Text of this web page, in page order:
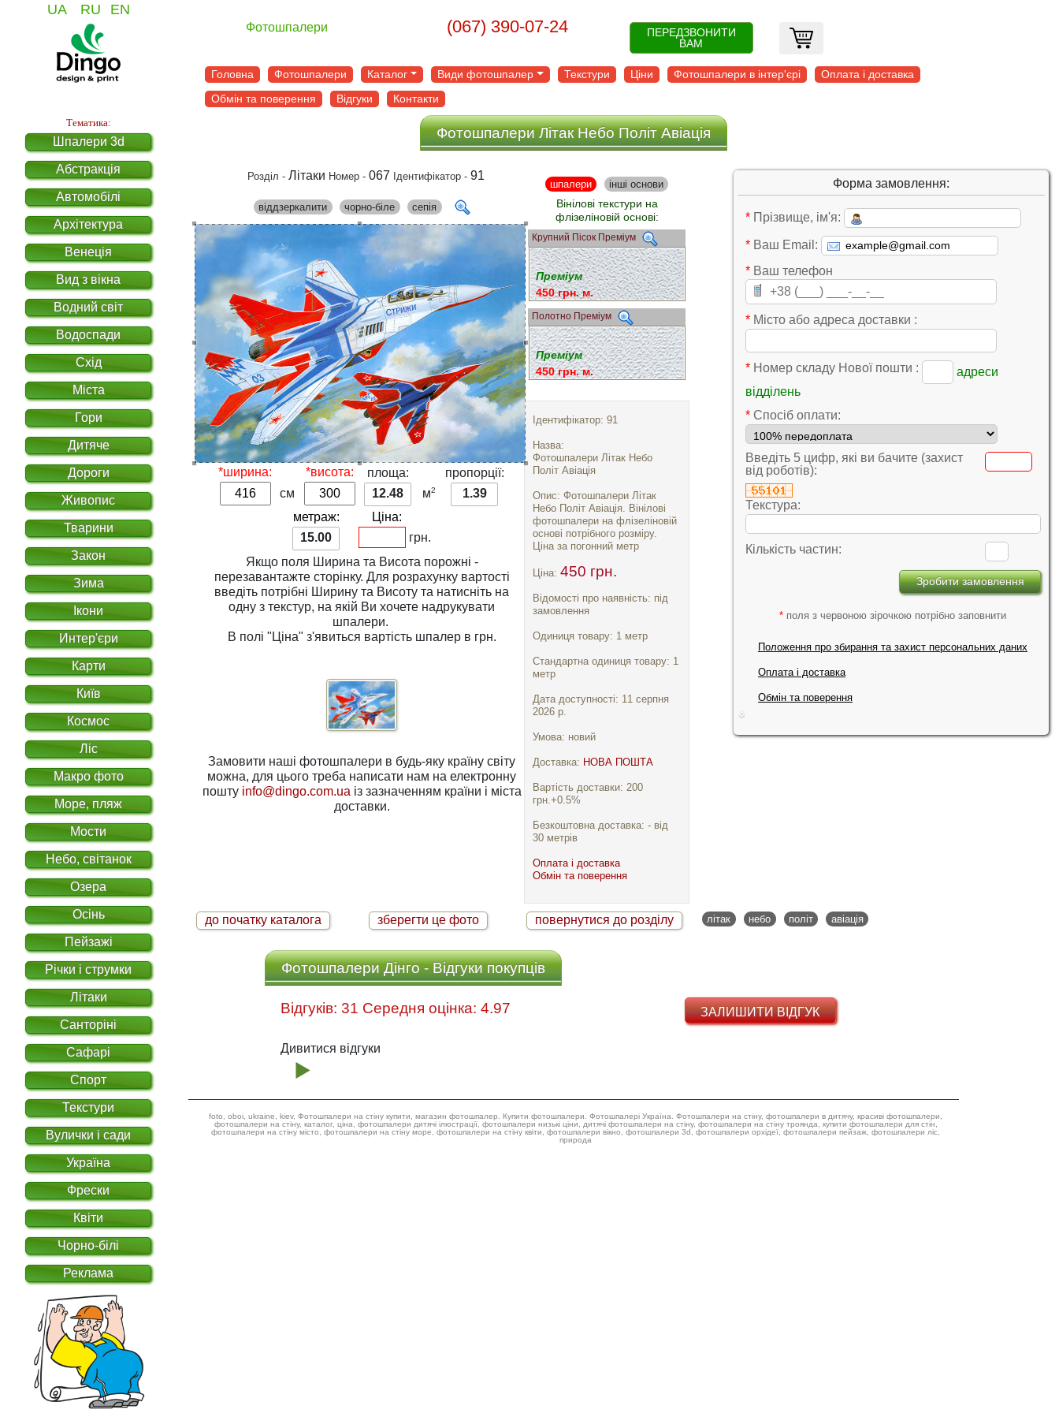
UA RU EN
Фотошпалери (067) 390-07-24
ПЕРЕДЗВОНИТИ
ВАМ
Головна Фотошпалери Каталог Види фотошпалер Текстури Ціни Фотошпалери в інтер'єрі
Оплата і доставка
Обмін та поверення
Відгуки Контакти
Тематика:
Шпалери 3d
Абстракція
Автомобілі
Архітектура
Венеція
Вид з вікна
Водний світ
Водоспади
Схід
Міста
Гори
Дитяче
Дороги
Живопис
Тварини
Закон
Зима
Ікони
Интер'єри
Карти
Київ
Космос
Ліс
Макро фото
Море, пляж
Мости
Небо, світанок
Озера
Осінь
Пейзажі
Річки і струмки
Літаки
Санторіні
Сафарі
Спорт
Текстури
Вулички і сади
Україна
Фрески
Квіти
Чорно-білі
Реклама
Фотошпалери Літак Небо Політ Авіація
Розділ - Літаки Номер - 067 Ідентифікатор - 91
віддзеркалити чорно-біле сепія
*ширина:
см
*висота:
площа:
12.48
м2
пропорції:
1.39
метраж:
15.00
Ціна:
грн.
Якщо поля Ширина та Висота порожні -
перезавантажте сторінку. Для розрахунку вартості
введіть потрібні Ширину та Висоту та натисніть на
одну зтекстур, на якій Ви хочете надрукувати
шпалери.
В полі "Ціна" з'явиться вартість шпалер в грн.
Замовити наші фотошпалери в будь-яку країну світу
можна, для цього треба написати нам на електронну
пошту info@dingo.com.ua із зазначенням країни і міста
доставки.
шпалери інші основи
Вінілові текстури на
флізеліновій основі:
Крупний Пісок Преміум
Преміум
450 грн. м.
Полотно Преміум
Преміум
450 грн. м.
Ідентифікатор: 91
Назва:
Фотошпалери Літак Небо
Політ Авіація
Опис: Фотошпалери Літак
Небо Політ Авіація. Вінілові
фотошпалери на флізеліновій
основі потрібного розміру.
Ціна за погонний метр
Ціна: 450 грн.
Відомості про наявність: під
замовлення
Одиниця товару: 1 метр
Стандартна одиниця товару: 1
метр
Дата доступності: 11 серпня
2026 р.
Умова: новий
Доставка: НОВА ПОШТА
Вартість доставки: 200
грн.+0.5%
Безкоштовна доставка: - від
30 метрів
Оплата і доставка
Обмін та поверення
Форма замовлення:
* Прізвище, ім'я:
* Ваш Email:
* Ваш телефон
* Місто або адреса доставки :
* Номер складу Нової пошти :
адреси
відділень
* Cпосіб оплати:
Введіть 5 цифр, які ви бачите (захист
від роботів):
Текстура:
Кількість частин:
* поля з червоною зірочкою потрібно заповнити
Положення про збирання та захист персональних даних
Оплата і доставка
Обмін та поверення
до початку каталога зберегти це фото повернутися до розділу літак небо політ авіація
Фотошпалери Дінго - Відгуки покупців
ЗАЛИШИТИ ВІДГУК
Відгуків: 31 Середня оцінка: 4.97
Дивитися відгуки
foto, oboi, ukraine, kiev, Фотошпалери на стіну купити, магазин фотошпалер. Купити фотошпалери. Фотошпалері Україна. Фотошпалери на стіну, фотошпалери в дитячу, красиві фотошпалери,
фотошпалери на стіну, каталог, ціна, фотошпалери дитячі ілюстрації, фотошпалери низькі ціни, дитячі фотошпалери на стіну, фотошпалери на стіну троянда, купити фотошпалери для стін,
фотошпалери на стіну місто, фотошпалери на стіну море, фотошпалери на стіну квіти, фотошпалери вікно, фотошпалери 3d, фотошпалери орхідеї, фотошпалери пейзаж, фотошпалери ліс,
природа